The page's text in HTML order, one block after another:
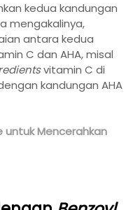
kedua kandungan
mengakalinya,
antara kedua
C dan AHA, misal
vitamin C di
kandungan AHA
untuk Mencerahkan